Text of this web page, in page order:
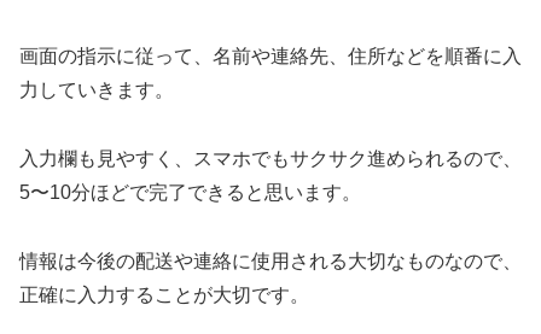
画面の指示に従って、名前や連絡先、住所などを順番に入
力していきます。
入力欄も見やすく、スマホでもサクサク進められるので、
5〜10分ほどで完了できると思います。
情報は今後の配送や連絡に使用される大切なものなので、
正確に入力することが大切です。